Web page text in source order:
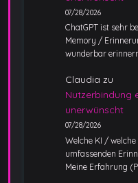
07/28/2026
ChatGPT ist sehr
Memory /
wunderbar
Claudia zu
Nutzerbindung
unerwünscht
07/28/2026
Welche KI /
umfassenden
Meine Erfahrung